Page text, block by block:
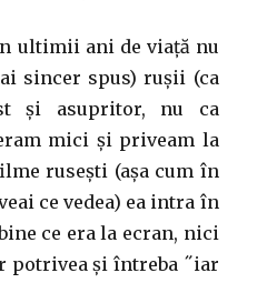
ultimii ani de viață nu
sincer spus) rușii (ca
și asupritor, nu ca
mici și priveam la
rusești (așa cum în
ce vedea) ea intra în
ce era la ecran, nici
potrivea și întreba ˝iar